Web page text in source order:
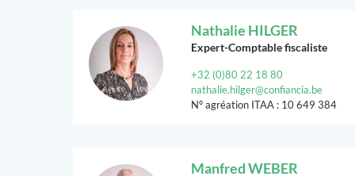
Nathalie HILGER
Expert-Comptable fiscaliste
+32 (0)80 22 18 80
nathalie.hilger@confiancia.be
N° agréation ITAA : 10 649 384
Manfred WEBER